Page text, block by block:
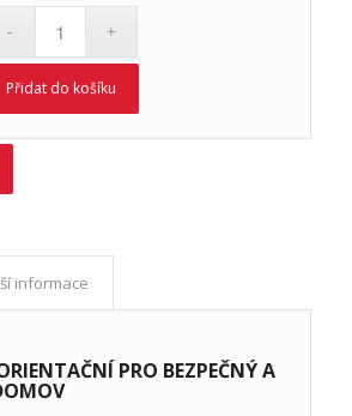
Přidat do košíku
informace
PRO BEZPEČNÝ A